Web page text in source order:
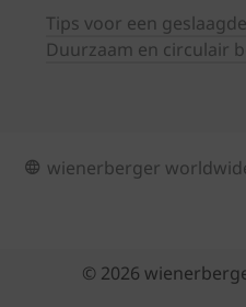
Tips voor een
Duurzaam en circulair
wienerberger
© 2026